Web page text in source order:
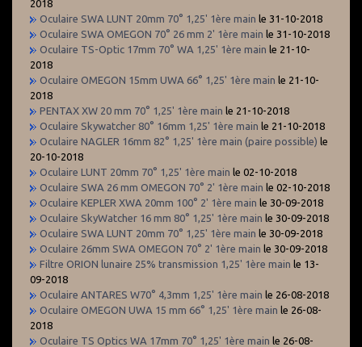
2018
Oculaire SWA LUNT 20mm 70° 1,25' 1ère main le 31-10-2018
Oculaire SWA OMEGON 70° 26 mm 2' 1ère main le 31-10-2018
Oculaire TS-Optic 17mm 70° WA 1,25' 1ère main le 21-10-
2018
Oculaire OMEGON 15mm UWA 66° 1,25' 1ère main le 21-10-
2018
PENTAX XW 20 mm 70° 1,25' 1ère main le 21-10-2018
Oculaire Skywatcher 80° 16mm 1,25' 1ère main le 21-10-2018
Oculaire NAGLER 16mm 82° 1,25' 1ère main (paire possible) le
20-10-2018
Oculaire LUNT 20mm 70° 1,25' 1ère main le 02-10-2018
Oculaire SWA 26 mm OMEGON 70° 2' 1ère main le 02-10-2018
Oculaire KEPLER XWA 20mm 100° 2' 1ère main le 30-09-2018
Oculaire SkyWatcher 16 mm 80° 1,25' 1ère main le 30-09-2018
Oculaire SWA LUNT 20mm 70° 1,25' 1ère main le 30-09-2018
Oculaire 26mm SWA OMEGON 70° 2' 1ère main le 30-09-2018
Filtre ORION lunaire 25% transmission 1,25' 1ère main le 13-
09-2018
Oculaire ANTARES W70° 4,3mm 1,25' 1ère main le 26-08-2018
Oculaire OMEGON UWA 15 mm 66° 1,25' 1ère main le 26-08-
2018
Oculaire TS Optics WA 17mm 70° 1,25' 1ère main le 26-08-